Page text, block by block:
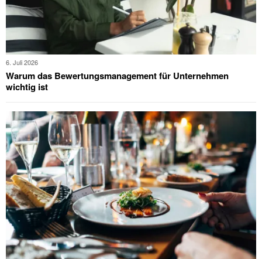
6. Juli 2026
Warum das Bewertungsmanagement für Unternehmen
wichtig ist